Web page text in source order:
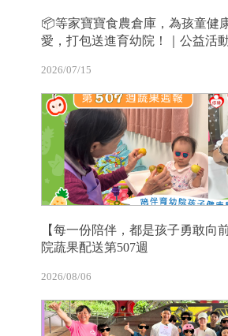
📦等家寶寶食農倉庫，為孩童
愛，打包送進育幼院！｜公益活
2026/07/15
【每一份陪伴，都是孩子勇敢向
院蔬果配送第507週
2026/08/06